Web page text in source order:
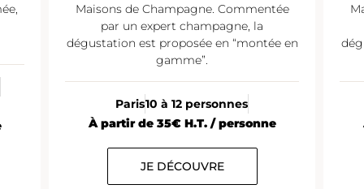
Maisons de Champagne. Commentée
par un expert champagne, la
dégustation est proposée en “montée en
gamme”.
Paris10 à 12 personnes
À partir de 35€ H.T. / personne
JE DÉCOUVRE